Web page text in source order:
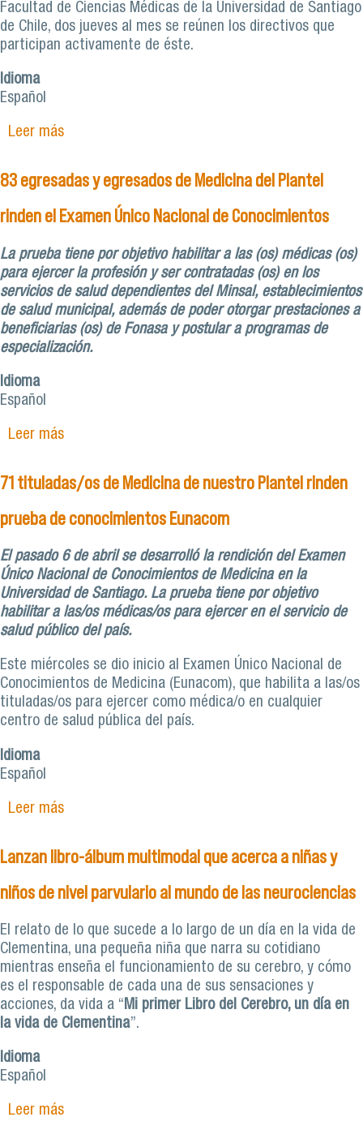
Facultad de Ciencias Médicas de la Universidad de Santiago
de Chile, dos jueves al mes se reúnen los directivos que
participan activamente de éste.
Idioma
Español
Leer mássobre Proceso de acreditación en marcha para
83 egresadas y egresados de Medicina del Plantel
rinden el Examen Único Nacional de Conocimientos
La prueba tiene por objetivo habilitar a las (os) médicas (os)
para ejercer la profesión y ser contratadas (os) en los
servicios de salud dependientes del Minsal, establecimientos
de salud municipal, además de poder otorgar prestaciones a
beneficiarias (os) de Fonasa y postular a programas de
especialización.
Idioma
Español
Leer mássobre 83 egresadas y egresados de Medicina del
Conocimientos
71 tituladas/os de Medicina de nuestro Plantel rinden
prueba de conocimientos Eunacom
El pasado 6 de abril se desarrolló la rendición del Examen
Único Nacional de Conocimientos de Medicina en la
Universidad de Santiago. La prueba tiene por objetivo
habilitar a las/os médicas/os para ejercer en el servicio de
salud público del país.
Este miércoles se dio inicio al Examen Único Nacional de
Conocimientos de Medicina (Eunacom), que habilita a las/os
tituladas/os para ejercer como médica/o en cualquier
centro de salud pública del país.
Idioma
Español
Leer mássobre 71 tituladas/os de Medicina de nuestro
Lanzan libro-álbum multimodal que acerca a niñas y
niños de nivel parvulario al mundo de las neurociencias
El relato de lo que sucede a lo largo de un día en la vida de
Clementina, una pequeña niña que narra su cotidiano
mientras enseña el funcionamiento de su cerebro, y cómo
es el responsable de cada una de sus sensaciones y
acciones, da vida a “Mi primer Libro del Cerebro, un día en
la vida de Clementina”.
Idioma
Español
Leer mássobre Lanzan libro-álbum multimodal que acerca